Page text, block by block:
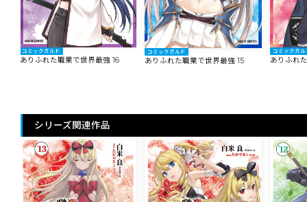
コミックガルド
ありふれた職業で世界最強 16
コミックガルド
ありふれた職業で世界最強 15
コミックガル
ありふれ
シリーズ関連作品